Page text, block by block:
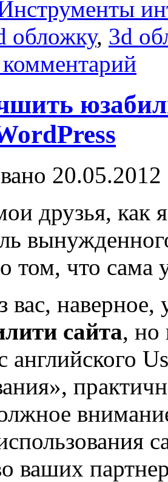
обложку, 3d
20.05.2012
друзья, как
том, что сама
вас,
сайта, но
английского
ваших